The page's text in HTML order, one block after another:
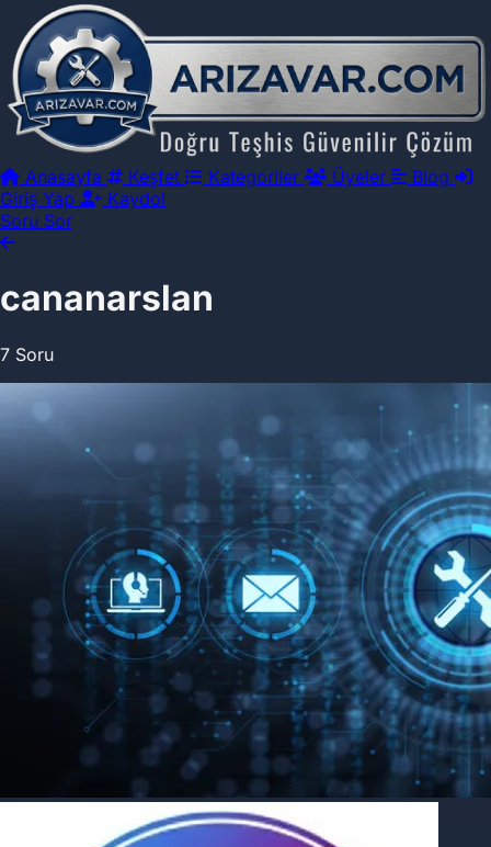
Anasayfa Keşfet Kategoriler Üyeler
Blog
Giriş Yap
Kaydol
Soru Sor
cananarslan
7 Soru